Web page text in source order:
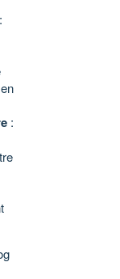
:
: